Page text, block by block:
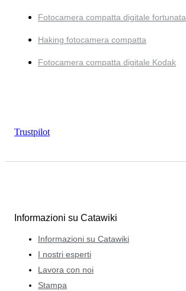
Fotocamera compatta digitale fortunata
Haking fotocamera compatta
Fotocamera compatta digitale Kodak
Trustpilot
Informazioni su Catawiki
Informazioni su Catawiki
I nostri esperti
Lavora con noi
Stampa